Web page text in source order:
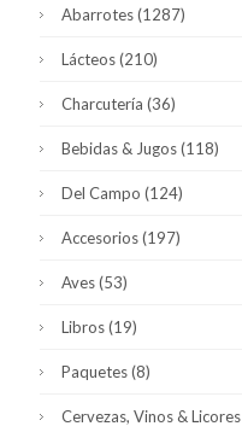
Abarrotes(1287)
Lácteos(210)
Charcutería (36)
Bebidas & Jugos(118)
Del Campo (124)
Accesorios(197)
Aves(53)
Libros(19)
Paquetes(8)
Cervezas, Vinos & Licores